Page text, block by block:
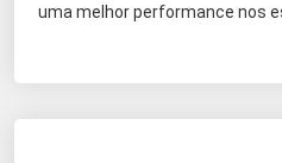
uma melhor performance nos